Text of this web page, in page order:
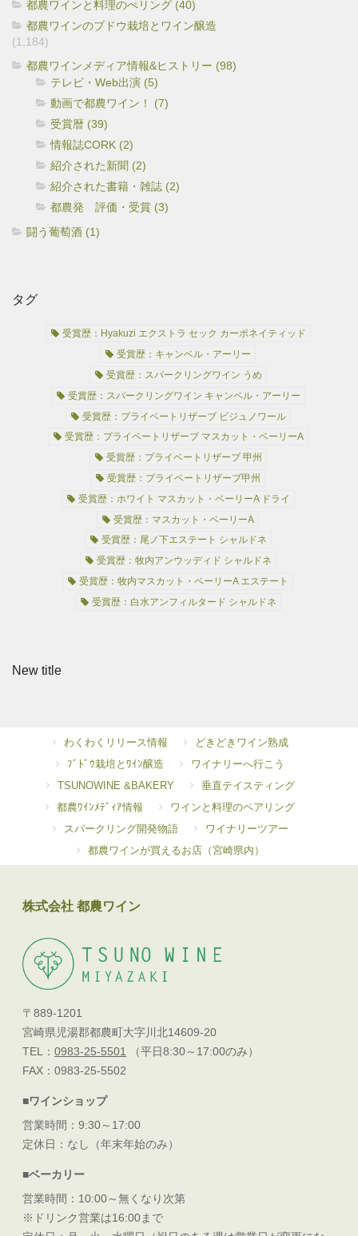
都農ワインと料理のぺリング (40)
都農ワインのブドウ栽培とワイン醸造
(1,184)
都農ワインメディア情報&ヒストリー (98)
テレビ・Web出演 (5)
動画で都農ワイン！ (7)
受賞暦 (39)
情報誌CORK (2)
紹介された新聞 (2)
紹介された書籍・雑誌 (2)
都農発 評価・受賞 (3)
闘う葡萄酒 (1)
タグ
受賞歴：Hyakuzi エクストラ セック カーボネイティッド
受賞歴：キャンベル・アーリー
受賞歴：スパークリングワイン うめ
受賞歴：スパークリングワイン キャンベル・アーリー
受賞歴：プライベートリザーブ ビジュノワール
受賞歴：プライベートリザーブ マスカット・ベーリーA
受賞歴：プライベートリザーブ 甲州
受賞歴：プライベートリザーブ甲州
受賞歴：ホワイト マスカット・ベーリーA ドライ
受賞歴：マスカット・ベーリーA
受賞歴：尾ノ下エステート シャルドネ
受賞歴：牧内アンウッディド シャルドネ
受賞歴：牧内マスカット・ベーリーA エステート
受賞歴：白水アンフィルタード シャルドネ
New title
わくわくリリース情報
どきどきワイン熟成
ﾌﾞﾄﾞｳ栽培とﾜｲﾝ醸造
ワイナリーへ行こう
TSUNOWINE &BAKERY
垂直テイスティング
都農ﾜｲﾝﾒﾃﾞｨｱ情報
ワインと料理のペアリング
スパークリング開発物語
ワイナリーツアー
都農ワインが買えるお店（宮崎県内）
株式会社 都農ワイン
〒889-1201
宮崎県児湯郡都農町大字川北14609-20
TEL：0983-25-5501
（平日8:30～17:00のみ）
FAX：0983-25-5502
■ワインショップ
営業時間：9:30～17:00
定休日：なし（年末年始のみ）
■ベーカリー
営業時間：10:00～無くなり次第
※ドリンク営業は16:00まで